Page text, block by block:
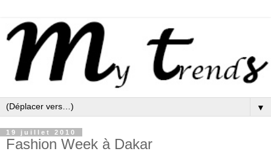
▼
19 juillet 2010
Fashion Week à Dakar